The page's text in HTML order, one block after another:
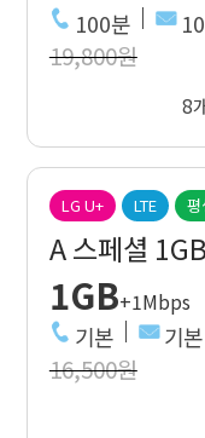
100분
19,800원
8
LG U+ LTE 평
A 스페셜
1GB+1Mbps
기본 기본
16,500원